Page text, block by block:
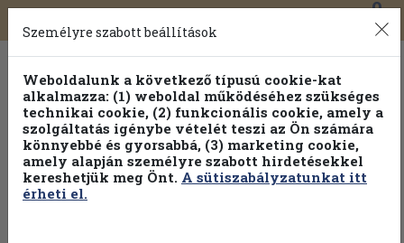
Toggle
navigation
0
Személyre szabott beállítások
Weboldalunk a következő típusú cookie-kat
alkalmazza: (1) weboldal működéséhez szükséges
technikai cookie, (2) funkcionális cookie, amely a
szolgáltatás igénybe vételét teszi az Ön számára
könnyebbé és gyorsabbá, (3) marketing cookie,
amely alapján személyre szabott hirdetésekkel
kereshetjük meg Önt. A sütiszabályzatunkat itt
érheti el.